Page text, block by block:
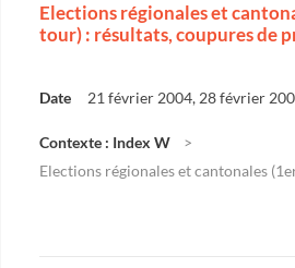
Elections régionales et
tour) : résultats, coupures de
Date 21 février 2004, 28 février
Contexte : Index W
Elections régionales et cantonales